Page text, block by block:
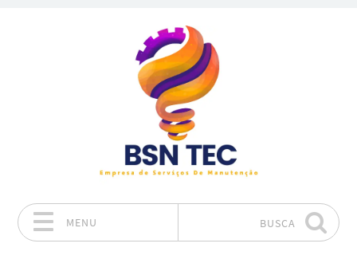
MENU BUSCA